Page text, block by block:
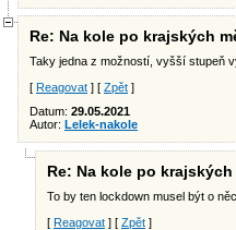
Re: Na kole po krajských
Taky jedna z možností, vyšší stupeň
[ Reagovat ] [ Zpět ]
Datum: 29.05.2021
Autor: Lelek-nakole
Re: Na kole po
To by ten lockdown musel být o
[ Reagovat ] [ Zpět ]